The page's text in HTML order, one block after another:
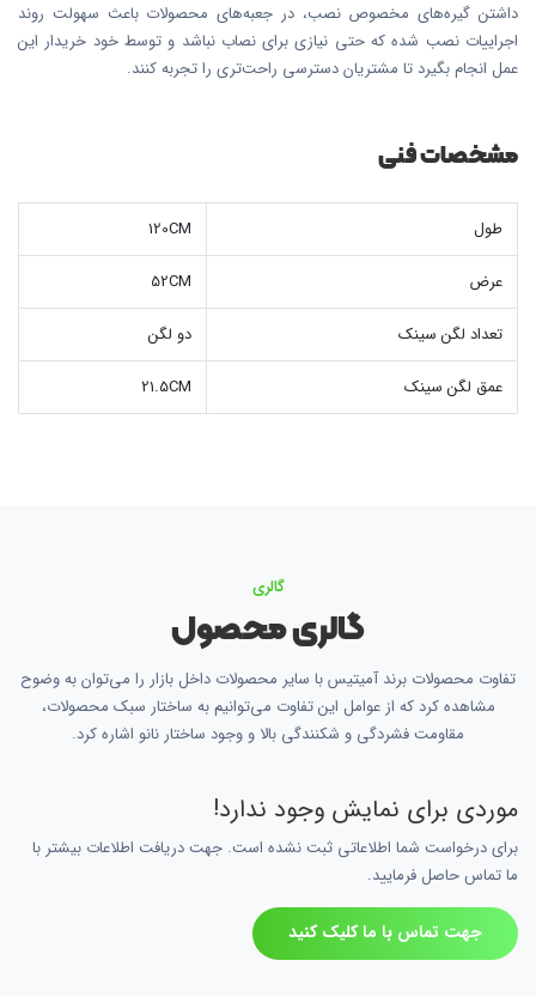
داشتن گیره‌های مخصوص نصب، در جعبه‌های محصولات باعث سهولت روند
اجراییات نصب شده که حتی نیازی برای نصاب نباشد و توسط خود خریدار این
عمل انجام بگیرد تا مشتریان دسترسی راحت‌تری را تجربه کنند.
مشخصات فنی
طول 120CM
عرض 52CM
تعداد لگن سینک دو لگن
عمق لگن سینک 21.5CM
گالری
گالری محصول
تفاوت محصولات برند آمیتیس با سایر محصولات داخل بازار را می‌توان به وضوح
مشاهده کرد که از عوامل این تفاوت می‌توانیم به ساختار سبک محصولات،
مقاومت فشردگی و شکنندگی بالا و وجود ساختار نانو اشاره کرد.
موردی برای نمایش وجود ندارد!
برای درخواست شما اطلاعاتی ثبت نشده است. جهت دریافت اطلاعات بیشتر با
ما تماس حاصل فرمایید.
جهت تماس با ما کلیک کنید